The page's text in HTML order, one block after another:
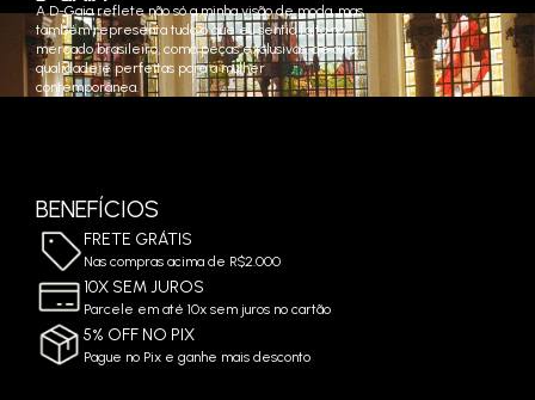
A D-Gaia reflete não só a minha visão de moda, mas
também representa tudo o que eu sentia falta no
mercado brasileiro, como peças exclusivas, de alta
qualidade e perfeitas para a mulher
contemporânea.
BENEFÍCIOS
FRETE GRÁTIS
Nas compras acima de R$2.000
10X SEM JUROS
Parcele em até 10x sem juros no cartão
5% OFF NO PIX
Pague no Pix e ganhe mais desconto